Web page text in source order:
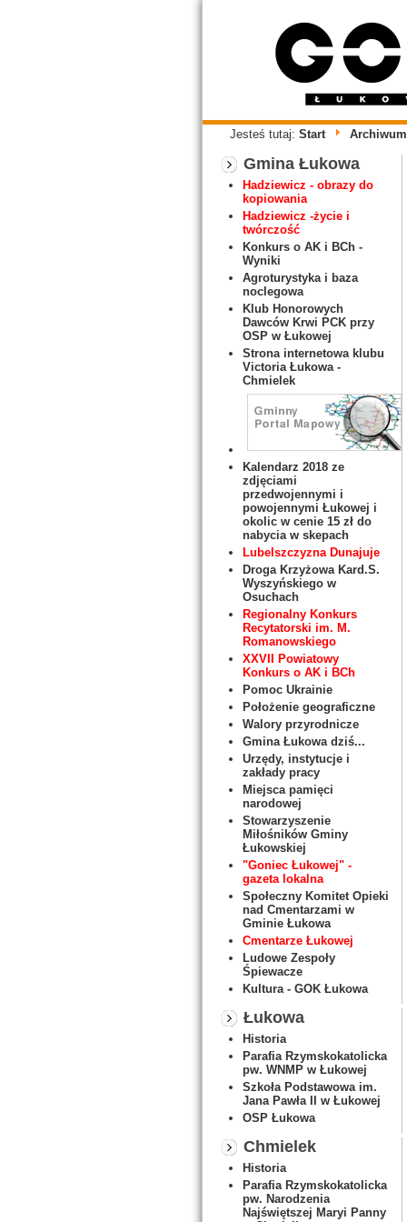
Jesteś tutaj: Start Archiwum
Gmina Łukowa
Hadziewicz - obrazy do
kopiowania
Hadziewicz -życie i
twórczość
Konkurs o AK i BCh -
Wyniki
Agroturystyka i baza
noclegowa
Klub Honorowych
Dawców Krwi PCK przy
OSP w Łukowej
Strona internetowa klubu
Victoria Łukowa -
Chmielek
Kalendarz 2018 ze
zdjęciami
przedwojennymi i
powojennymi Łukowej i
okolic w cenie 15 zł do
nabycia w skepach
Lubelszczyzna Dunajuje
Droga Krzyżowa Kard.S.
Wyszyńskiego w
Osuchach
Regionalny Konkurs
Recytatorski im. M.
Romanowskiego
XXVII Powiatowy
Konkurs o AK i BCh
Pomoc Ukrainie
Położenie geograficzne
Walory przyrodnicze
Gmina Łukowa dziś...
Urzędy, instytucje i
zakłady pracy
Miejsca pamięci
narodowej
Stowarzyszenie
Miłośników Gminy
Łukowskiej
"Goniec Łukowej" -
gazeta lokalna
Społeczny Komitet Opieki
nad Cmentarzami w
Gminie Łukowa
Cmentarze Łukowej
Ludowe Zespoły
Śpiewacze
Kultura - GOK Łukowa
Łukowa
Historia
Parafia Rzymskokatolicka
pw. WNMP w Łukowej
Szkoła Podstawowa im.
Jana Pawła II w Łukowej
OSP Łukowa
Chmielek
Historia
Parafia Rzymskokatolicka
pw. Narodzenia
Najświętszej Maryi Panny